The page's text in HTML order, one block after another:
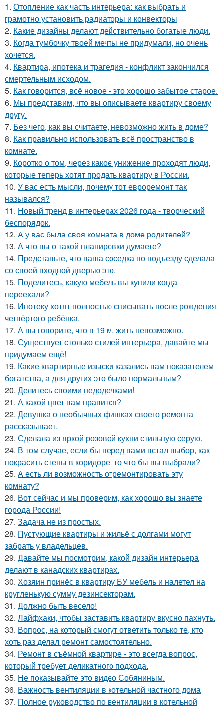
1. Отопление как часть интерьера: как выбрать и
грамотно установить радиаторы и конвекторы
2. Какие дизайны делают действительно богатые люди.
3. Когда тумбочку твоей мечты не придумали, но очень
хочется.
4. Квартира, ипотека и трагедия - конфликт закончился
смертельным исходом.
5. Как говорится, всё новое - это хорошо забытое старое.
6. Мы представим, что вы описываете квартиру своему
другу.
7. Без чего, как вы считаете, невозможно жить в доме?
8. Как правильно использовать всё пространство в
комнате.
9. Коротко о том, через какое унижение проходят люди,
которые теперь хотят продать квартиру в России.
10. У вас есть мысли, почему тот евроремонт так
назывался?
11. Новый тренд в интерьерах 2026 года - творческий
беспорядок.
12. А у вас была своя комната в доме родителей?
13. А что вы о такой планировки думаете?
14. Представьте, что ваша соседка по подъезду сделала
со своей входной дверью это.
15. Поделитесь, какую мебель вы купили когда
переехали?
16. Ипотеку хотят полностью списывать после рождения
четвёртого ребёнка.
17. А вы говорите, что в 19 м. жить невозможно.
18. Существует столько стилей интерьера, давайте мы
придумаем ещё!
19. Какие квартирные изыски казались вам показателем
богатства, а для других это было нормальным?
20. Делитесь своими недоделками!
21. А какой цвет вам нравится?
22. Девушка о необычных фишках своего ремонта
рассказывает.
23. Сделала из яркой розовой кухни стильную серую.
24. В том случае, если бы перед вами встал выбор, как
покрасить стены в коридоре, то что бы вы выбрали?
25. А есть ли возможность отремонтировать эту
комнату?
26. Вот сейчас и мы проверим, как хорошо вы знаете
города России!
27. Задача не из простых.
28. Пустующие квартиры и жильё с долгами могут
забрать у владельцев.
29. Давайте мы посмотрим, какой дизайн интерьера
делают в канадских квартирах.
30. Хозяин принёс в квартиру БУ мебель и налетел на
кругленькую сумму дезинсекторам.
31. Должно быть весело!
32. Лайфхаки, чтобы заставить квартиру вкусно пахнуть.
33. Вопрос, на который смогут ответить только те, кто
хоть раз делал ремонт самостоятельно.
34. Ремонт в съёмной квартире - это всегда вопрос,
который требует деликатного подхода.
35. Не показывайте это видео Собяниным.
36. Важность вентиляции в котельной частного дома
37. Полное руководство по вентиляции в котельной